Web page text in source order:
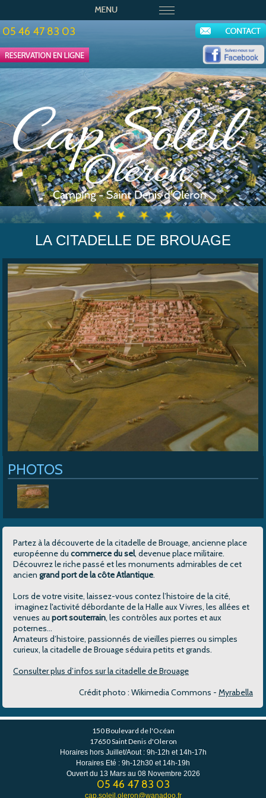
05 46 47 83 03
Cap Soleil>Les Services> La citadelle de Brouage
LA CITADELLE DE BROUAGE
PHOTOS
Partez à la découverte de la citadelle de Brouage, ancienne place
européenne ducommerce du sel, devenue place militaire.
Découvrez le riche passé et les monuments admirables de cet
anciengrand port de la côte Atlantique.
Lors de votre visite, laissez-vous contez l’histoire de la cité,
imaginez l'activité débordante de la Halle aux Vivres, les allées et
venues auport souterrain, les contrôles aux portes et aux
poternes…
Amateurs d’histoire, passionnés de vieilles pierres ou simples
curieux, la citadelle de Brouage séduira petits et grands.
Consulter plus d’infos sur la citadelle de Brouage
Crédit photo : Wikimedia Commons - Myrabella
150 Boulevard de l'Océan
17650 Saint Denis d'Oleron
Horaires hors Juillet/Aout : 9h-12h et 14h-17h
Horaires Eté : 9h-12h30 et 14h-19h
Ouvert du 13 Mars au 08 Novembre 2026
05 46 47 83 03
cap.soleil.oleron@wanadoo.fr